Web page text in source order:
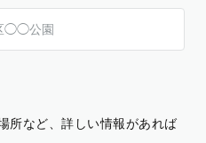
所など、詳しい情報があれば